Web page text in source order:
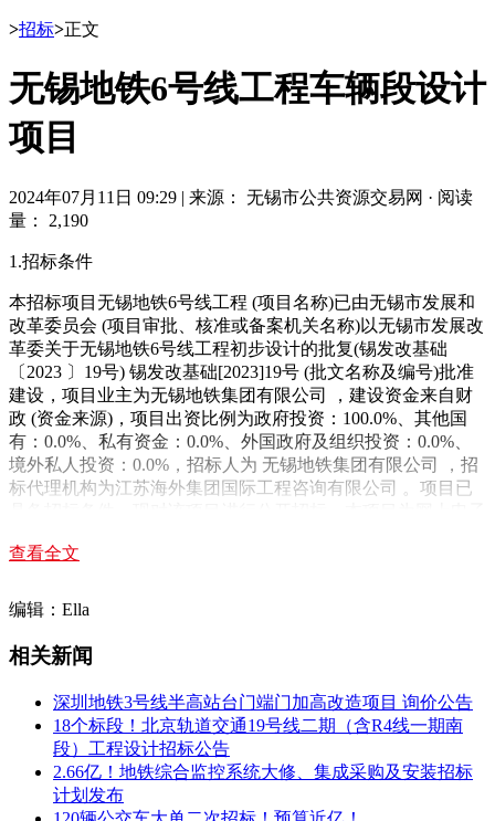
>招标>正文
无锡地铁6号线工程车辆段设计
项目
2024年07月11日 09:29 | 来源： 无锡市公共资源交易网 · 阅读
量： 2,190
1.招标条件
本招标项目无锡地铁6号线工程 (项目名称)已由无锡市发展和
改革委员会 (项目审批、核准或备案机关名称)以无锡市发展改
革委关于无锡地铁6号线工程初步设计的批复(锡发改基础
〔2023 〕19号) 锡发改基础[2023]19号 (批文名称及编号)批准
建设，项目业主为无锡地铁集团有限公司 ，建设资金来自财
政 (资金来源)，项目出资比例为政府投资：100.0%、其他国
有：0.0%、私有资金：0.0%、外国政府及组织投资：0.0%、
境外私人投资：0.0%，招标人为 无锡地铁集团有限公司 ，招
标代理机构为江苏海外集团国际工程咨询有限公司 。项目已
建设地点：无锡
工程规模：车辆段选址位于无锡市经开区，位于南湖大道以
长约1070m，南北宽约210~260m，占地面积约26.98公顷。车
辆段为定修段，停车规模36列位，出入线接轨于奥体中心站
，用地约17.95公顷，总建筑面积约18万平方米，预留盖板约
15.46万平方米，按上盖开发设计，盖上综合开发面积约15.24
万平方米(最终用地范围根据项目实际情况调整)。车辆段均按
查看全文
编辑：Ella
相关新闻
深圳地铁3号线半高站台门端门加高改造项目 询价公告
18个标段！北京轨道交通19号线二期（含R4线一期南
段）工程设计招标公告
2.66亿！地铁综合监控系统大修、集成采购及安装招标
计划发布